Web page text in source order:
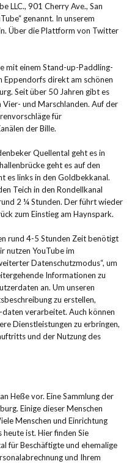
LLC., 901 Cherry Ave., San
genannt. In unserem
Über die Plattform von Twitter
mit einem Stand-up-Paddling-
Eppendorfs direkt am schönen
Seit über 50 Jahren gibt es
und Marschlanden. Auf der
für
der Bille.
Quellental geht es in
geht es auf den
es links in den Goldbekkanal.
Teich in den Rondellkanal
2 ¼ Stunden. Der führt wieder
zum Einstieg am Haynspark.
rund 4-5 Stunden Zeit benötigt
nutzen YouTube im
Datenschutzmodus“, um
Informationen zu
an. Um unseren
zu erstellen,
verarbeitet. Auch können
Dienstleistungen zu erbringen,
und der Nutzung des
Heße vor. Eine Sammlung der
Einige dieser Menschen
Menschen und Einrichtung
heute ist. Hier finden Sie
für Beschäftigte und ehemalige
und Ihrem